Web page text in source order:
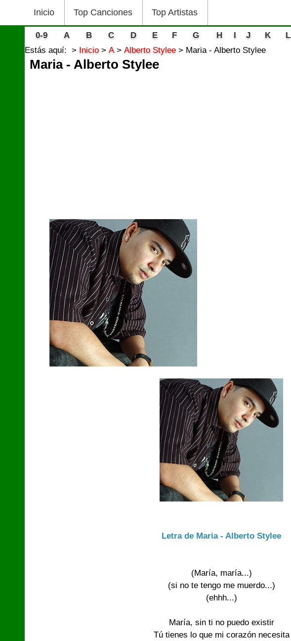
Inicio Top Canciones Top Artistas
0-9 A B C D E F G H I J K L
Estás aquí:
Inicio A Alberto Stylee Maria - Alberto Stylee
Maria - Alberto Stylee
Letra de Maria - Alberto Stylee
(María, maría...)
(si no te tengo me muerdo...)
(ehhh...)
María, sin ti no puedo existir
Tú tienes lo que mi corazón necesita